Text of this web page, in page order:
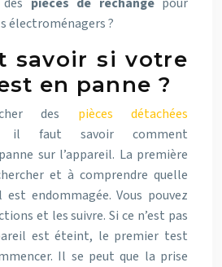
électroménagers ?
savoir si votre
en panne ?
des pièces détachées
faut savoir comment
sur l’appareil. La première
et à comprendre quelle
est endommagée. Vous pouvez
et les suivre. Si ce n’est pas
est éteint, le premier test
Il se peut que la prise